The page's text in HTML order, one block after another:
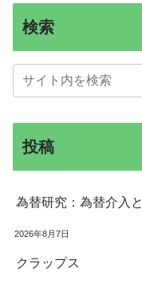
検索
投稿
為替研究：為替介入
2026年8月7日
クラップス